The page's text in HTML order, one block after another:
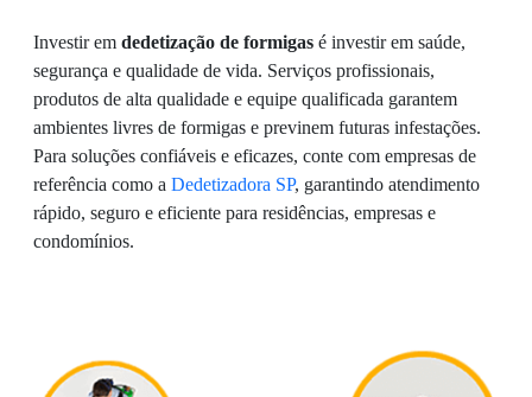
Investir em dedetização de formigas é investir em saúde,
segurança e qualidade de vida. Serviços profissionais,
produtos de alta qualidade e equipe qualificada garantem
ambientes livres de formigas e previnem futuras infestações.
Para soluções confiáveis e eficazes, conte com empresas de
referência como a Dedetizadora SP, garantindo atendimento
rápido, seguro e eficiente para residências, empresas e
condomínios.